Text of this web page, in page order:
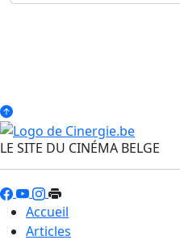
LE SITE DU CINÉMA BELGE
Accueil
Articles